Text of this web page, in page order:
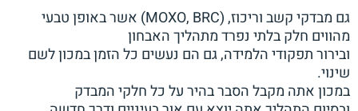
גם מבדקי קשב וריכוז, (MOXO, BRC) אשר באופן טבעי
מהווים חלק בלתי נפרד מתהליך האבחון
ובירור תפקודי הלמידה, גם הם נעשים כל הזמן במכון לשם
שינוי.
במכון אתה מקבל הסבר בהיר על כל חלקי המבדק